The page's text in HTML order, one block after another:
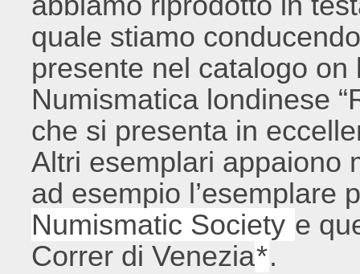
quale stiamo
presente nel catalogo
Numismatica londinese
che si presenta in
Altri esemplari appaiono
ad esempio l’esemplare
Numismatic Society e
Correr di Venezia*.